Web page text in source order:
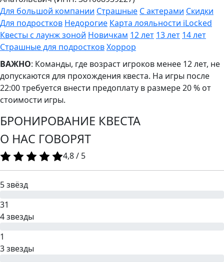
Для большой компании Страшные С актерами Скидки
Для подростков Недорогие Карта лояльности iLocked
Квесты с лаунж зоной Новичкам 12 лет 13 лет 14 лет
Страшные для подростковХоррор
ВАЖНО: Команды, где возраст игроков менее 12 лет, не
допускаются для прохождения квеста. На игры после
22:00 требуется внести предоплату в размере 20 % от
стоимости игры.
БРОНИРОВАНИЕ КВЕСТА
О НАС ГОВОРЯТ
4,8/ 5
5 звёзд
31
4 звезды
1
3 звезды